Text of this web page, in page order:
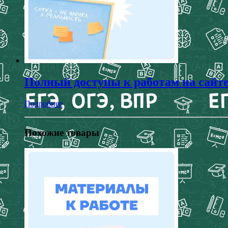
Полный доступы к работам на
Подробнее
Похожие товары